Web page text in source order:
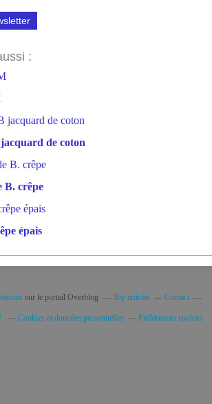
:
de coton
B. crêpe
épais
sur le portail Overblog Top articles Contact
Cookies et données personnelles Préférences cookies